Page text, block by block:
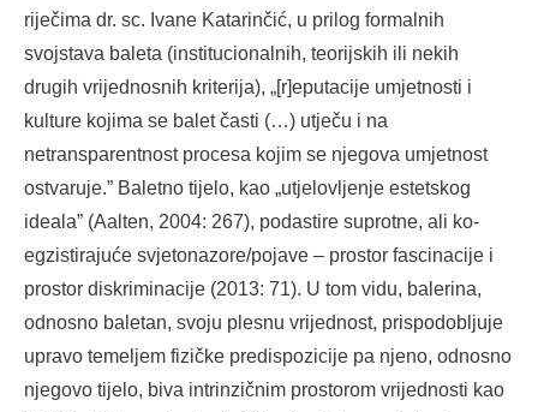
riječima dr. sc. Ivane Katarinčić, u prilog formalnih
svojstava baleta (institucionalnih, teorijskih ili nekih
drugih vrijednosnih kriterija), „[r]eputacije umjetnosti i
kulture kojima se balet časti (…) utječu i na
netransparentnost procesa kojim se njegova umjetnost
ostvaruje.” Baletno tijelo, kao „utjelovljenje estetskog
ideala” (Aalten, 2004: 267), podastire suprotne, ali ko-
egzistirajuće svjetonazore/pojave – prostor fascinacije i
prostor diskriminacije (2013: 71). U tom vidu, balerina,
odnosno baletan, svoju plesnu vrijednost, prispodobljuje
upravo temeljem fizičke predispozicije pa njeno, odnosno
njegovo tijelo, biva intrinzičnim prostorom vrijednosti kao